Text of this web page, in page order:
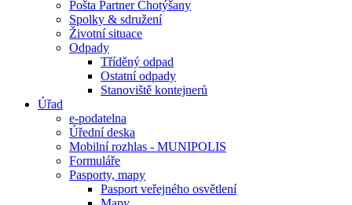
Pošta Partner Chotýšany
Spolky & sdružení
Životní situace
Odpady
Tříděný odpad
Ostatní odpady
Stanoviště kontejnerů
Úřad
e-podatelna
Úřední deska
Mobilní rozhlas - MUNIPOLIS
Formuláře
Pasporty, mapy
Pasport veřejného osvětlení